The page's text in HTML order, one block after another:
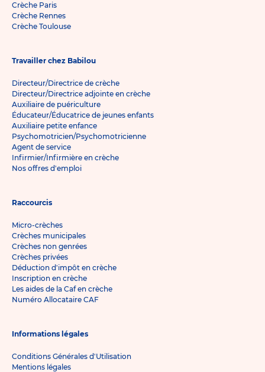
Crèche Paris
Crèche Rennes
Crèche Toulouse
Travailler chez Babilou
Directeur/Directrice de crèche
Directeur/Directrice adjointe en crèche
Auxiliaire de puériculture
Éducateur/Éducatrice de jeunes enfants
Auxiliaire petite enfance
Psychomotricien/Psychomotricienne
Agent de service
Infirmier/Infirmière en crèche
Nos offres d'emploi
Raccourcis
Micro-crèches
Crèches municipales
Crèches non genrées
Crèches privées
Déduction d'impôt en crèche
Inscription en crèche
Les aides de la Caf en crèche
Numéro Allocataire CAF
Informations légales
Conditions Générales d'Utilisation
Mentions légales